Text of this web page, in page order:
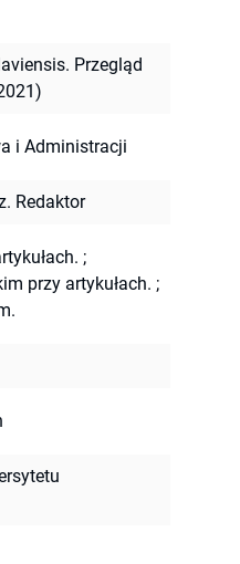
Przegląd
i Administracji
Redaktor
;
przy artykułach. ;